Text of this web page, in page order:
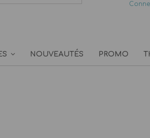
NOUVEAUTÉS PROMO